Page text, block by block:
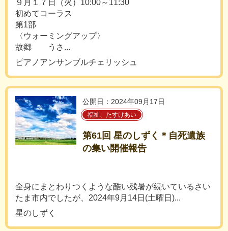
９月１７日（火）10:00～11:30
初めてコーラス
第1部
〈ウォーミングアップ〉
故郷 うさ...
ピアノアンサンブルチェリッシュ
公開日：2024年09月17日
福祉、たすけあい
第61回 星のしずく＊自死遺族
の集い開催報告
全身にまとわりつくような酷い残暑が続いているさい
たま市内でしたが、2024年9月14日(土曜日)...
星のしずく